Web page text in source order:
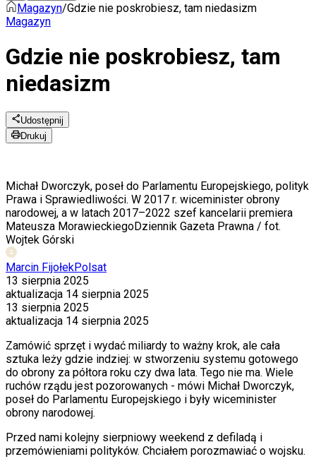
Magazyn/Gdzie nie poskrobiesz, tam niedasizm
Magazyn
Gdzie nie poskrobiesz, tam
niedasizm
Udostępnij
Drukuj
Michał Dworczyk, poseł do Parlamentu Europejskiego, polityk
Prawa i Sprawiedliwości. W 2017 r. wiceminister obrony
narodowej, a w latach 2017–2022 szef kancelarii premiera
Mateusza MorawieckiegoDziennik Gazeta Prawna / fot.
Wojtek Górski
Marcin FijołekPolsat
13 sierpnia 2025
aktualizacja 14 sierpnia 2025
13 sierpnia 2025
aktualizacja 14 sierpnia 2025
Zamówić sprzęt i wydać miliardy to ważny krok, ale cała
sztuka leży gdzie indziej: w stworzeniu systemu gotowego
do obrony za półtora roku czy dwa lata. Tego nie ma. Wiele
ruchów rządu jest pozorowanych - mówi Michał Dworczyk,
poseł do Parlamentu Europejskiego i były wiceminister
obrony narodowej.
Przed nami kolejny sierpniowy weekend z defiladą i
przemówieniami polityków. Chciałem porozmawiać o wojsku.